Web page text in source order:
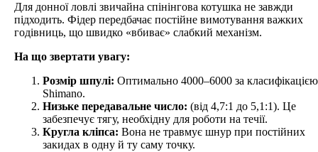
Для донної ловлі звичайна спінінгова котушка не завжди
підходить. Фідер передбачає постійне вимотування важких
годівниць, що швидко «вбиває» слабкий механізм.
На що звертати увагу:
Розмір шпулі: Оптимально 4000–6000 за класифікацією
Shimano.
Низьке передавальне число: (від 4,7:1 до 5,1:1). Це
забезпечує тягу, необхідну для роботи на течії.
Кругла кліпса: Вона не травмує шнур при постійних
закидах в одну й ту саму точку.